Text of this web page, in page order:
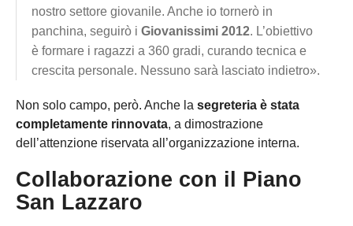
nostro settore giovanile. Anche io tornerò in
panchina, seguirò i Giovanissimi 2012. L’obiettivo
è formare i ragazzi a 360 gradi, curando tecnica e
crescita personale. Nessuno sarà lasciato indietro».
Non solo campo, però. Anche la segreteria è stata
completamente rinnovata, a dimostrazione
dell’attenzione riservata all’organizzazione interna.
Collaborazione con il Piano
San Lazzaro